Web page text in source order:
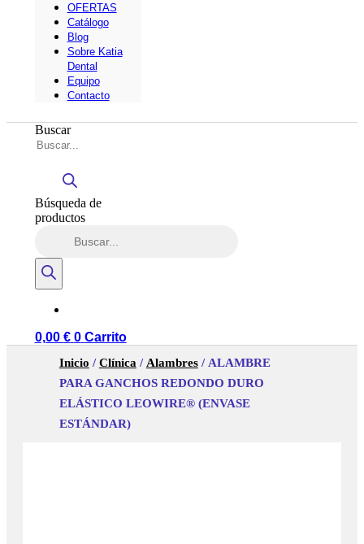
OFERTAS
Catálogo
Blog
Sobre Katia
Dental
Equipo
Contacto
Buscar
Búsqueda de
productos
0,00 € 0 Carrito
Inicio /Clínica / Alambres/ ALAMBRE
PARA GANCHOS REDONDO DURO
ELÁSTICO LEOWIRE® (ENVASE
ESTÁNDAR)